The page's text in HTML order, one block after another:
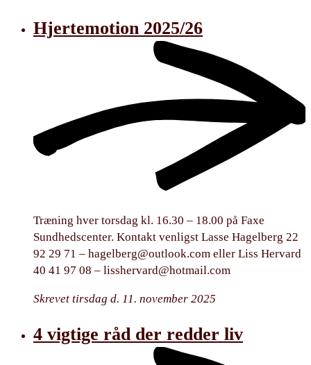
Hjertemotion 2025/26
Træning hver torsdag kl. 16.30 – 18.00 på Faxe
Sundhedscenter. Kontakt venligst Lasse Hagelberg 22
92 29 71 – hagelberg@outlook.com eller Liss Hervard
40 41 97 08 – lisshervard@hotmail.com
Skrevet tirsdag d. 11. november 2025
4 vigtige råd der redder liv